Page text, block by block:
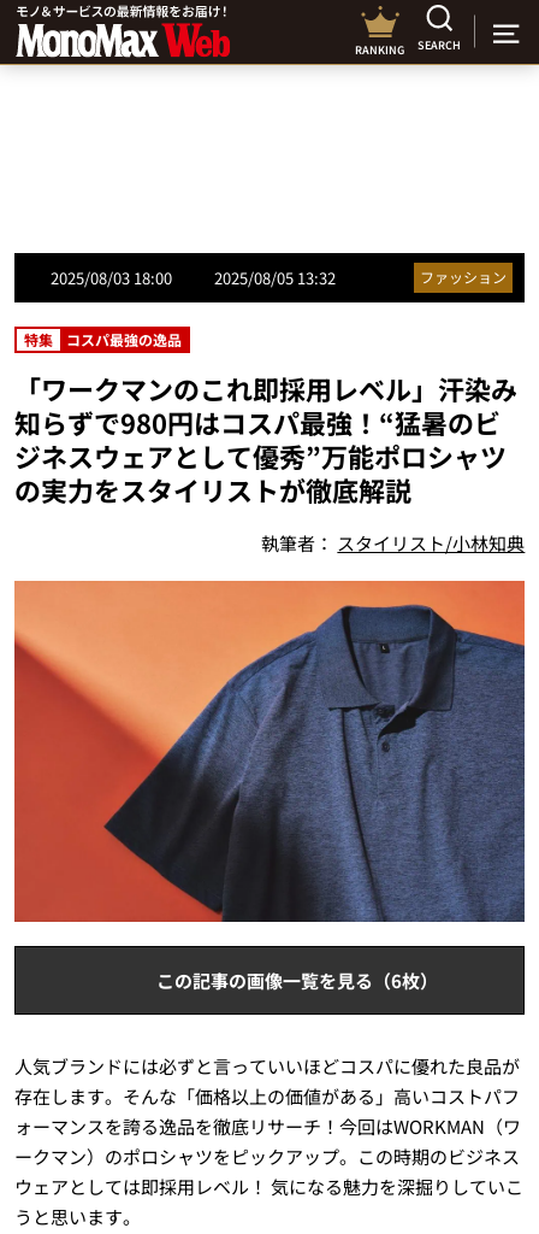
RANKING SEARCH
2025/08/03 18:00 2025/08/05 13:32 ファッション
特集 コスパ最強の逸品
「ワークマンのこれ即採用レベル」汗染み
知らずで980円はコスパ最強！“猛暑のビ
ジネスウェアとして優秀”万能ポロシャツ
の実力をスタイリストが徹底解説
執筆者： スタイリスト/小林知典
この記事の画像一覧を見る（6枚）
人気ブランドには必ずと言っていいほどコスパに優れた良品が
存在します。そんな「価格以上の価値がある」高いコストパフ
ォーマンスを誇る逸品を徹底リサーチ！今回はWORKMAN（ワ
ークマン）のポロシャツをピックアップ。この時期のビジネス
ウェアとしては即採用レベル！ 気になる魅力を深掘りしていこ
うと思います。